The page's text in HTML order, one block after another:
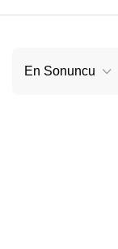
En Sonuncu